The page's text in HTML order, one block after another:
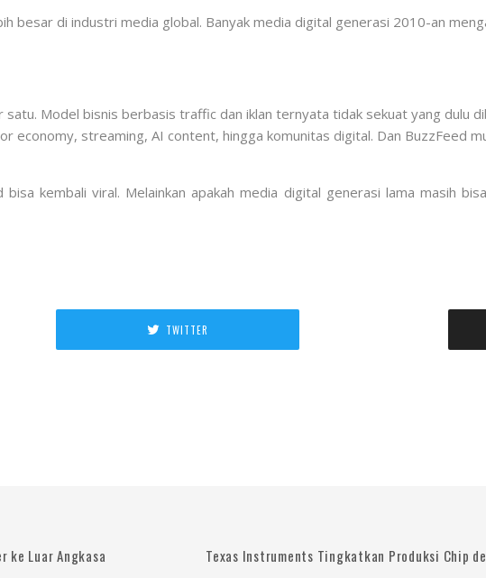
besar di industri media global. Banyak media digital generasi 2010-an
Model bisnis berbasis traffic dan iklan ternyata tidak sekuat yang dulu
economy, streaming, AI content, hingga komunitas digital. Dan BuzzFeed
bisa kembali viral. Melainkan apakah media digital generasi lama masih
TWITTER
ke Luar Angkasa
Texas Instruments Tingkatkan Produksi Chip